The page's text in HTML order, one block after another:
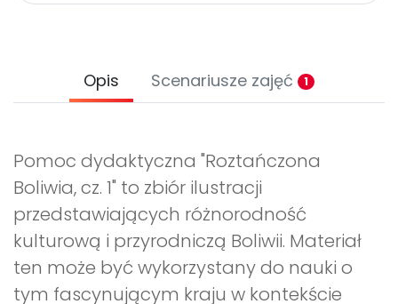
Opis Scenariusze zajęć 1
Pomoc dydaktyczna "Roztańczona
Boliwia, cz. 1" to zbiór ilustracji
przedstawiających różnorodność
kulturową i przyrodniczą Boliwii. Materiał
ten może być wykorzystany do nauki o
tym fascynującym kraju w kontekście